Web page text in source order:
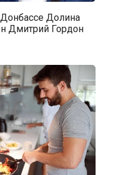
Долина
Дмитрий Гордон